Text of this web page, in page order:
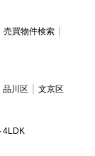
売買物件検索
品川区 文京区
4LDK